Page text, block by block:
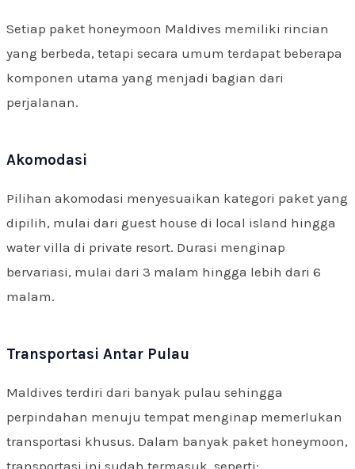
Setiap paket honeymoon Maldives memiliki rincian
yang berbeda, tetapi secara umum terdapat beberapa
komponen utama yang menjadi bagian dari
perjalanan.
Akomodasi
Pilihan akomodasi menyesuaikan kategori paket yang
dipilih, mulai dari guest house di local island hingga
water villa di private resort. Durasi menginap
bervariasi, mulai dari 3 malam hingga lebih dari 6
malam.
Transportasi Antar Pulau
Maldives terdiri dari banyak pulau sehingga
perpindahan menuju tempat menginap memerlukan
transportasi khusus. Dalam banyak paket honeymoon,
transportasi ini sudah termasuk, seperti: